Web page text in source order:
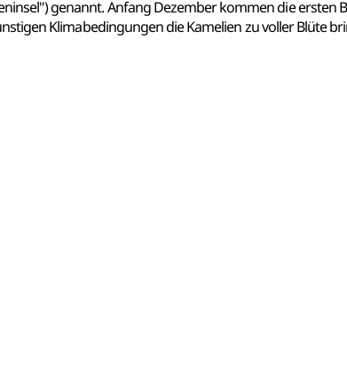
genannt. Anfang Dezember kommen die ersten
Klimabedingungen die Kamelien zu voller Blüte